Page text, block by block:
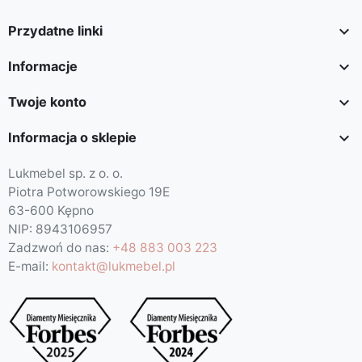
Przydatne linki 
Informacje 
Twoje konto 
Informacja o sklepie 
Lukmebel sp. z o. o.
Piotra Potworowskiego 19E
63-600 Kępno
NIP: 8943106957
Zadzwoń do nas: +48 883 003 223
E-mail: kontakt@lukmebel.pl